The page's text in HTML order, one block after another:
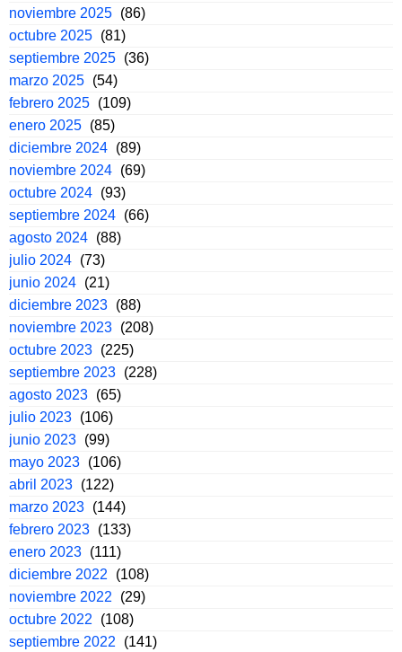
noviembre 2025 (86)
octubre 2025 (81)
septiembre 2025 (36)
marzo 2025 (54)
febrero 2025 (109)
enero 2025 (85)
diciembre 2024 (89)
noviembre 2024 (69)
octubre 2024 (93)
septiembre 2024 (66)
agosto 2024 (88)
julio 2024 (73)
junio 2024 (21)
diciembre 2023 (88)
noviembre 2023 (208)
octubre 2023 (225)
septiembre 2023 (228)
agosto 2023 (65)
julio 2023 (106)
junio 2023 (99)
mayo 2023 (106)
abril 2023 (122)
marzo 2023 (144)
febrero 2023 (133)
enero 2023 (111)
diciembre 2022
(108)
noviembre 2022
(29)
octubre 2022
(108)
septiembre 2022
(141)